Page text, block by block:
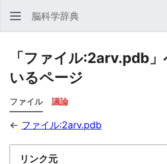
脳科学辞典
「ファイル:2arv.pdb
いるページ
ファイル 議論
← ファイル:2arv.pdb
リンク元